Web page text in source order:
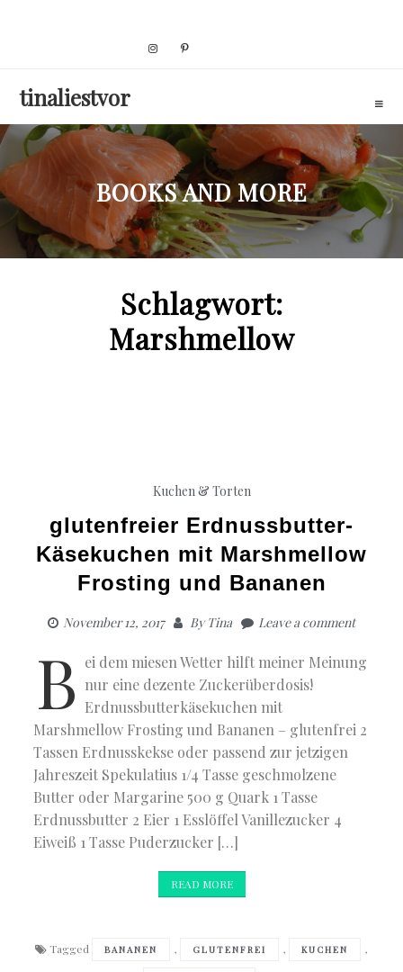
tinaliestvor
BOOKS AND MORE
Schlagwort:
Marshmellow
Kuchen & Torten
glutenfreier Erdnussbutter-
Käsekuchen mit Marshmellow
Frosting und Bananen
November 12, 2017 ByTina Leave a comment
B ei dem miesen Wetter hilft meiner Meinung
nur eine dezente Zuckerüberdosis!
Erdnussbutterkäsekuchen mit
Marshmellow Frosting und Bananen – glutenfrei 2
Tassen Erdnusskekse oder passend zur jetzigen
Jahreszeit Spekulatius 1/4 Tasse geschmolzene
Butter oder Margarine 500 g Quark 1 Tasse
Erdnussbutter 2 Eier 1 Esslöffel Vanillezucker 4
Eiweiß 1 Tasse Puderzucker […]
READ MORE
Tagged BANANEN , GLUTENFREI , KUCHEN ,